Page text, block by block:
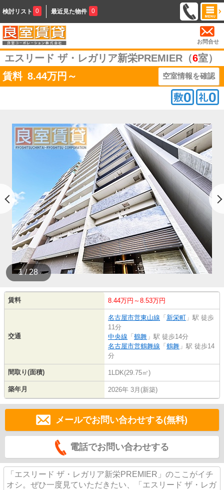
検討リスト 0 最近見た物件 0
お問合せ
エスリード ザ・レガリア新栄PREMIER（6室）
賃料 8.44万円～ 空室情報を確認
1 / 28
賃料 8.44万円～8.53万円
交通
名古屋市営東山線 「 新栄町 」駅 徒歩
11分
中央線 「 鶴舞 」駅 徒歩14分
名古屋市営鶴舞線 「 鶴舞 」駅 徒歩14
分
間取り(面積) 1LDK(29.75㎡)
築年月 2026年 3月(新築)
メールでお問い合わせする(無料)
電話でお問い合わせする
「エスリード ザ・レガリア新栄PREMIER」のここがイチ
オシ。ぜひ一度見ていただきたい、「エスリード ザ・レガ